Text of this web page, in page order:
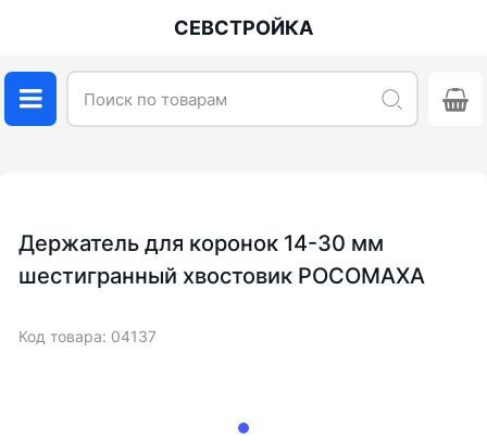
СЕВСТРОЙКА
Держатель для коронок 14-30 мм
шестигранный хвостовик РОСОМАХА
Код товара: 04137